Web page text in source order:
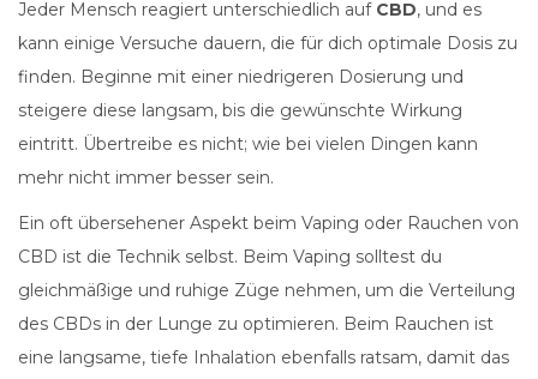
Jeder Mensch reagiert unterschiedlich auf CBD, und es
kann einige Versuche dauern, die für dich optimale Dosis zu
finden. Beginne mit einer niedrigeren Dosierung und
steigere diese langsam, bis die gewünschte Wirkung
eintritt. Übertreibe es nicht; wie bei vielen Dingen kann
mehr nicht immer besser sein.
Ein oft übersehener Aspekt beim Vaping oder Rauchen von
CBD ist die Technik selbst. Beim Vaping solltest du
gleichmäßige und ruhige Züge nehmen, um die Verteilung
des CBDs in der Lunge zu optimieren. Beim Rauchen ist
eine langsame, tiefe Inhalation ebenfalls ratsam, damit das